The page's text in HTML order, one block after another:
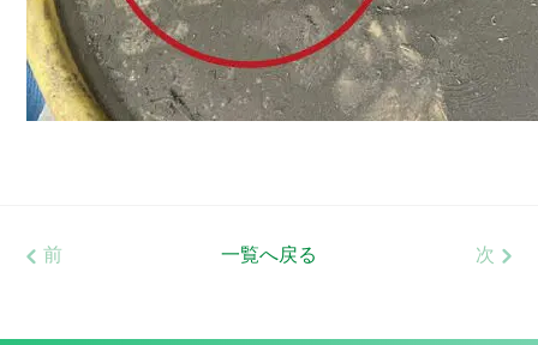
前 一覧へ戻る 次